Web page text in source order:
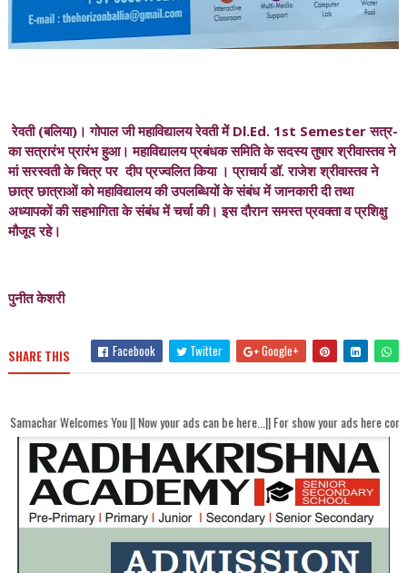
रेवती (बलिया)। गोपाल जी महाविद्यालय रेवती में Dl.Ed. 1st Semester सत्र-
का सत्रारंभ प्रारंभ हुआ। महाविद्यालय प्रबंधक समिति के सदस्य तुषार श्रीवास्तव ने
मां सरस्वती के चित्र पर दीप प्रज्वलित किया । प्राचार्य डॉ. राजेश श्रीवास्तव ने
छात्र छात्राओं को महाविद्यालय की उपलब्धियों के संबंध में जानकारी दी तथा
अध्यापकों की सहभागिता के संबंध में चर्चा की। इस दौरान समस्त प्रवक्ता व प्रशिक्षु
मौजूद रहे।
पुनीत केशरी
SHARE THIS Facebook Twitter Google+
You || Now your ads can be here...|| For show your ads here contact